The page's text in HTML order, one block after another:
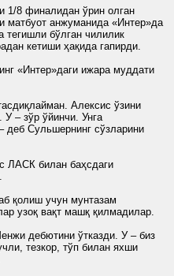
1/8 финалидан ўрин олган
матбуот анжуманида «Интер»да
бўлган чилилик
кетиши ҳақида гапирди.
«Интер»даги ижара муддати
Алексис ўзини
– зўр ўйинчи. Унга
деб Сульшернинг сўзларини
ЛАСК билан баҳсдаги
қолиш учун мунтазам
узоқ вақт машқ қилмадилар.
дебютини ўтказди. У – биз
тезкор, тўп билан яхши